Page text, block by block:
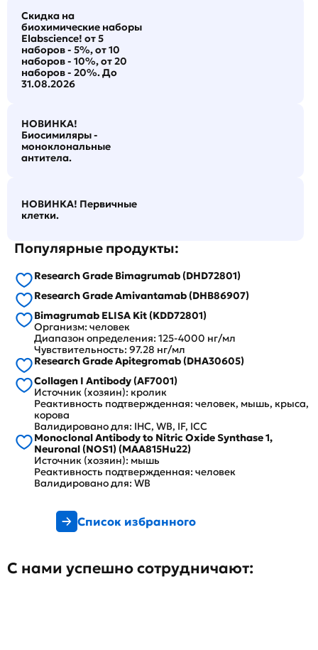
Скидка на
биохимические наборы
Elabscience! от 5
наборов - 5%, от 10
наборов - 10%, от 20
наборов - 20%. До
31.08.2026
НОВИНКА!
Биосимиляры -
моноклональные
антитела.
НОВИНКА! Первичные
клетки.
Популярные продукты:
Research Grade Bimagrumab (DHD72801)
Research Grade Amivantamab (DHB86907)
Bimagrumab ELISA Kit (KDD72801)
Организм: человек
Диапазон определения: 125-4000 нг/мл
Чувствительность: 97.28 нг/мл
Research Grade Apitegromab (DHA30605)
Collagen I Antibody (AF7001)
Источник (хозяин): кролик
Реактивность подтвержденная: человек, мышь, крыса,
корова
Валидировано для: IHC, WB, IF, ICC
Monoclonal Antibody to Nitric Oxide Synthase 1,
Neuronal (NOS1) (MAA815Hu22)
Источник (хозяин): мышь
Реактивность подтвержденная: человек
Валидировано для: WB
Список избранного
С нами успешно сотрудничают: